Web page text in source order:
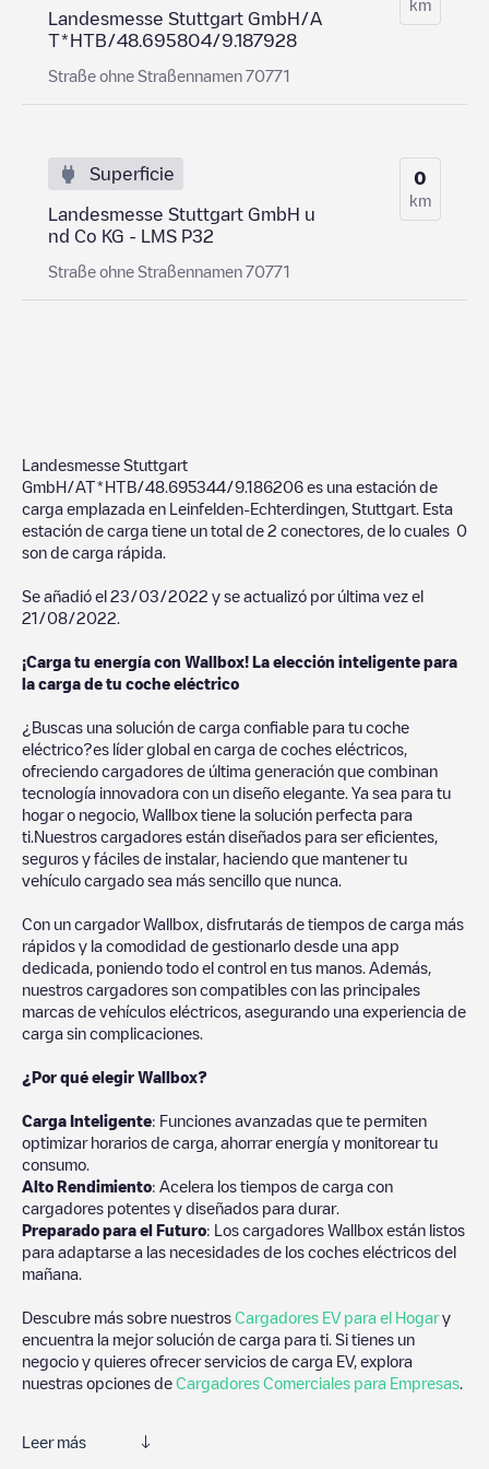
Landesmesse Stuttgart GmbH/A
T*HTB/48.695804/9.187928
Straße ohne Straßennamen 70771
km
Superficie
Landesmesse Stuttgart GmbH u
nd Co KG - LMS P32
Straße ohne Straßennamen 70771
0
km
Landesmesse Stuttgart
GmbH/AT*HTB/48.695344/9.186206 es una estación de
carga emplazada en Leinfelden-Echterdingen Stuttgart . Esta
estación de carga tiene un total de 2 conectores, de lo cuales 0
son de carga rápida.
Se añadió el 23/03/2022 y se actualizó por última vez el
21/08/2022
¡Carga tu energía con Wallbox! La elección inteligente para
la carga de tu coche eléctrico
¿Buscas una solución de carga confiable para tu coche
eléctrico?es líder global en carga de coches eléctricos,
ofreciendo cargadores de última generación que combinan
tecnología innovadora con un diseño elegante. Ya sea para tu
hogar o negocio, Wallbox tiene la solución perfecta para
ti.Nuestros cargadores están diseñados para ser eficientes,
seguros y fáciles de instalar, haciendo que mantener tu
vehículo cargado sea más sencillo que nunca.
Con un cargador Wallbox, disfrutarás de tiempos de carga más
rápidos y la comodidad de gestionarlo desde una app
dedicada, poniendo todo el control en tus manos. Además,
nuestros cargadores son compatibles con las principales
marcas de vehículos eléctricos, asegurando una experiencia de
carga sin complicaciones.
¿Por qué elegir Wallbox?
Carga Inteligente: Funciones avanzadas que te permiten
optimizar horarios de carga, ahorrar energía y monitorear tu
consumo.
Alto Rendimiento: Acelera los tiempos de carga con
cargadores potentes y diseñados para durar.
Preparado para el Futuro: Los cargadores Wallbox están listos
para adaptarse a las necesidades de los coches eléctricos del
mañana.
Descubre más sobre nuestros Cargadores EV para el Hogary
encuentra la mejor solución de carga para ti. Si tienes un
negocio y quieres ofrecer servicios de carga EV, explora
nuestras opciones de Cargadores Comerciales para Empresas
Leer más